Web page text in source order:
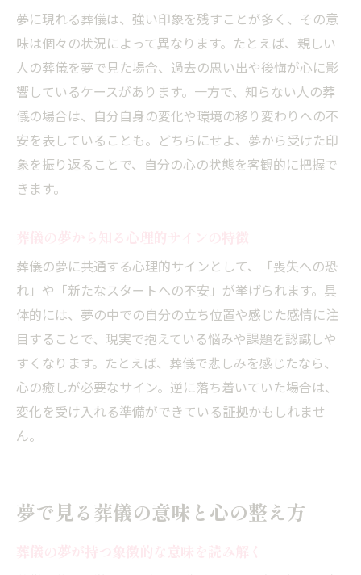
葬儀の夢が暗示する心の準備ポイント
夢占いでみる葬儀準備と心の整え方
葬儀夢から学ぶ前向きな心構えの持ち方
夢で知る葬儀準備の意味とスピリチュアル
性
葬儀悪夢が教える備えと心の整え方
夢占いを活用した葬儀の心の準備法
葬儀悪夢を見た時の不安解消法を紹介
悪夢後の心のケアとリラックス習慣
葬儀悪夢の不安をポジティブに転換する
夢の内容を前向きに捉える思考法
葬儀の悪夢に動揺した時の対処ポイント
夢占いを活かして心の不安を解消する方法
夢に現れる葬儀は、強い印象を残すことが多く、その意
味は個々の状況によって異なります。たとえば、親しい
人の葬儀を夢で見た場合、過去の思い出や後悔が心に影
響しているケースがあります。一方で、知らない人の葬
儀の場合は、自分自身の変化や環境の移り変わりへの不
安を表していることも。どちらにせよ、夢から受けた印
象を振り返ることで、自分の心の状態を客観的に把握で
きます。
葬儀の夢に共通する心理的サインとして、「喪失への恐
れ」や「新たなスタートへの不安」が挙げられます。具
体的には、夢の中での自分の立ち位置や感じた感情に注
目することで、現実で抱えている悩みや課題を認識しや
すくなります。たとえば、葬儀で悲しみを感じたなら、
心の癒しが必要なサイン。逆に落ち着いていた場合は、
変化を受け入れる準備ができている証拠かもしれませ
ん。
夢で見る葬儀の意味と心の整え方